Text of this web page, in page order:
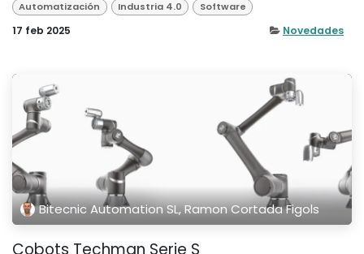
Automatización Industria 4.0 Software
17 feb 2025 Novedades
Bitecnic Automation SL, Ramon Cortada Figols
Cobots Techman Serie S